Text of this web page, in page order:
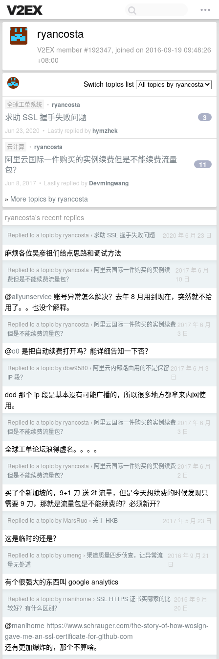
ryancosta
V2EX member #192347, joined on 2016-09-19 09:48:26
+08:00
Switch topics list
全球工单系统 • ryancosta
求助 SSL 握手失败问题
Jun 23, 2020 • Lastly replied byhymzhek
3
云计算 • ryancosta
阿里云国际一件购买的实例续费但是不能续费流量
包？
Jun 8, 2017 • Lastly replied by Devmingwang
11
» More topics by ryancosta
ryancosta's recent replies
Replied to a topic by ryancosta › 求助 SSL 握手失败问题 2020 年 6 月 23 日
麻烦各位吴彦祖们给点思路和调试方法
Replied to a topic by ryancosta › 阿里云国际一件购买的实例续
费但是不能续费流量包？
2017 年 6 月
10 日
@aliyunservice 账号异常怎么解决？去年 8 月用到现在，突然就不给
用了。。也没个解释。
Replied to a topic by ryancosta › 阿里云国际一件购买的实例续费
但是不能续费流量包？
2017 年 6 月
3 日
@o0 是把自动续费打开吗？能详细告知一下否？
Replied to a topic by dbw9580 › 阿里云内部路由用的不是保留
IP 段？
2017 年 6 月 3
日
dod 那个 ip 段是基本没有可能广播的，所以很多地方都拿来内网使
用。
Replied to a topic by ryancosta › 阿里云国际一件购买的实例续费
但是不能续费流量包？
2017 年 6 月
3 日
全球工单论坛浪得虚名。。。。
Replied to a topic by ryancosta › 阿里云国际一件购买的实例续费
但是不能续费流量包？
2017 年 6 月
2 日
买了个新加坡的，9+1 刀 送 2t 流量，但是今天想续费的时候发现只
需要 9 刀，那就是流量包是不能续费的？必须新开？
Replied to a topic by MarsRuo › 关于 HKB 2017 年 5 月 23 日
这是临时的还是？
Replied to a topic by umeng › 渠道质量四步侦查，让异常流
量无处遁
2016 年 9 月 21
日
有个很强大的东西叫 google analytics
Replied to a topic by manihome › SSL HTTPS 证书买哪家的比
较好？有什么区别？
2016 年 9 月
20 日
@manihome https://www.schrauger.com/the-story-of-how-wosign-
gave-me-an-ssl-certificate-for-github-com
还有更加爆炸的，那个不算啥。